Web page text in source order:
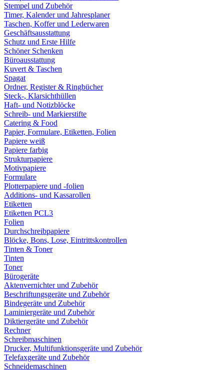
Stempel und Zubehör
Timer, Kalender und Jahresplaner
Taschen, Koffer und Lederwaren
Geschäftsausstattung
Schutz und Erste Hilfe
Schöner Schenken
Büroausstattung
Kuvert & Taschen
Spagat
Ordner, Register & Ringbücher
Steck-, Klarsichthüllen
Haft- und Notizblöcke
Schreib- und Markierstifte
Catering & Food
Papier, Formulare, Etiketten, Folien
Papiere weiß
Papiere farbig
Strukturpapiere
Motivpapiere
Formulare
Plotterpapiere und -folien
Additions- und Kassarollen
Etiketten
Etiketten PCL3
Folien
Durchschreibpapiere
Blöcke, Bons, Lose, Eintrittskontrollen
Tinten & Toner
Tinten
Toner
Bürogeräte
Aktenvernichter und Zubehör
Beschriftungsgeräte und Zubehör
Bindegeräte und Zubehör
Laminiergeräte und Zubehör
Diktiergeräte und Zubehör
Rechner
Schreibmaschinen
Drucker, Multifunktionsgeräte und Zubehör
Telefaxgeräte und Zubehör
Schneidemaschinen